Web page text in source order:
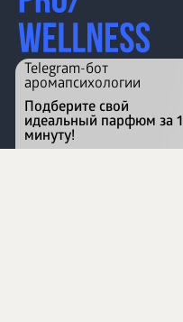
Перейти на сайт
Telegram-бот
аромапсихологии
Подберите свой
идеальный парфюм за 1
минуту!